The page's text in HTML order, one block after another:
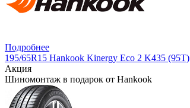
Подробнее
195/65R15 Hankook Kinergy Eco 2 K435 (95T)
Акция
Шиномонтаж в подарок от Hankook